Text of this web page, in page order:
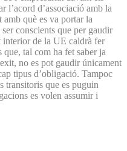
l’acord d’associació amb la
què es va portar la
conscients que per gaudir
interior de la UE caldrà fer
tal com ha fet saber ja
no es pot gaudir únicament
tipus d’obligació. Tampoc
transitoris que es puguin
es volen assumir i